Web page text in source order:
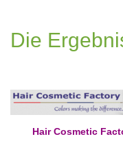
Die
Hair Cosmetic